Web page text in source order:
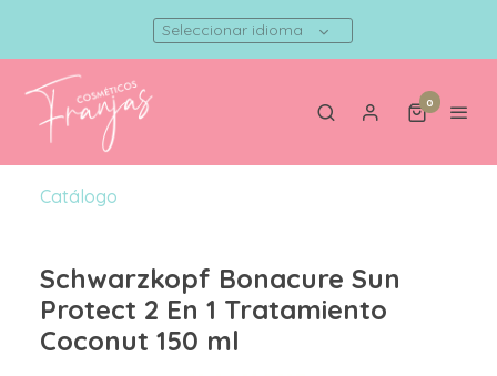
Seleccionar idioma
0
Catálogo
Schwarzkopf Bonacure Sun
Protect 2 En 1 Tratamiento
Coconut 150 ml